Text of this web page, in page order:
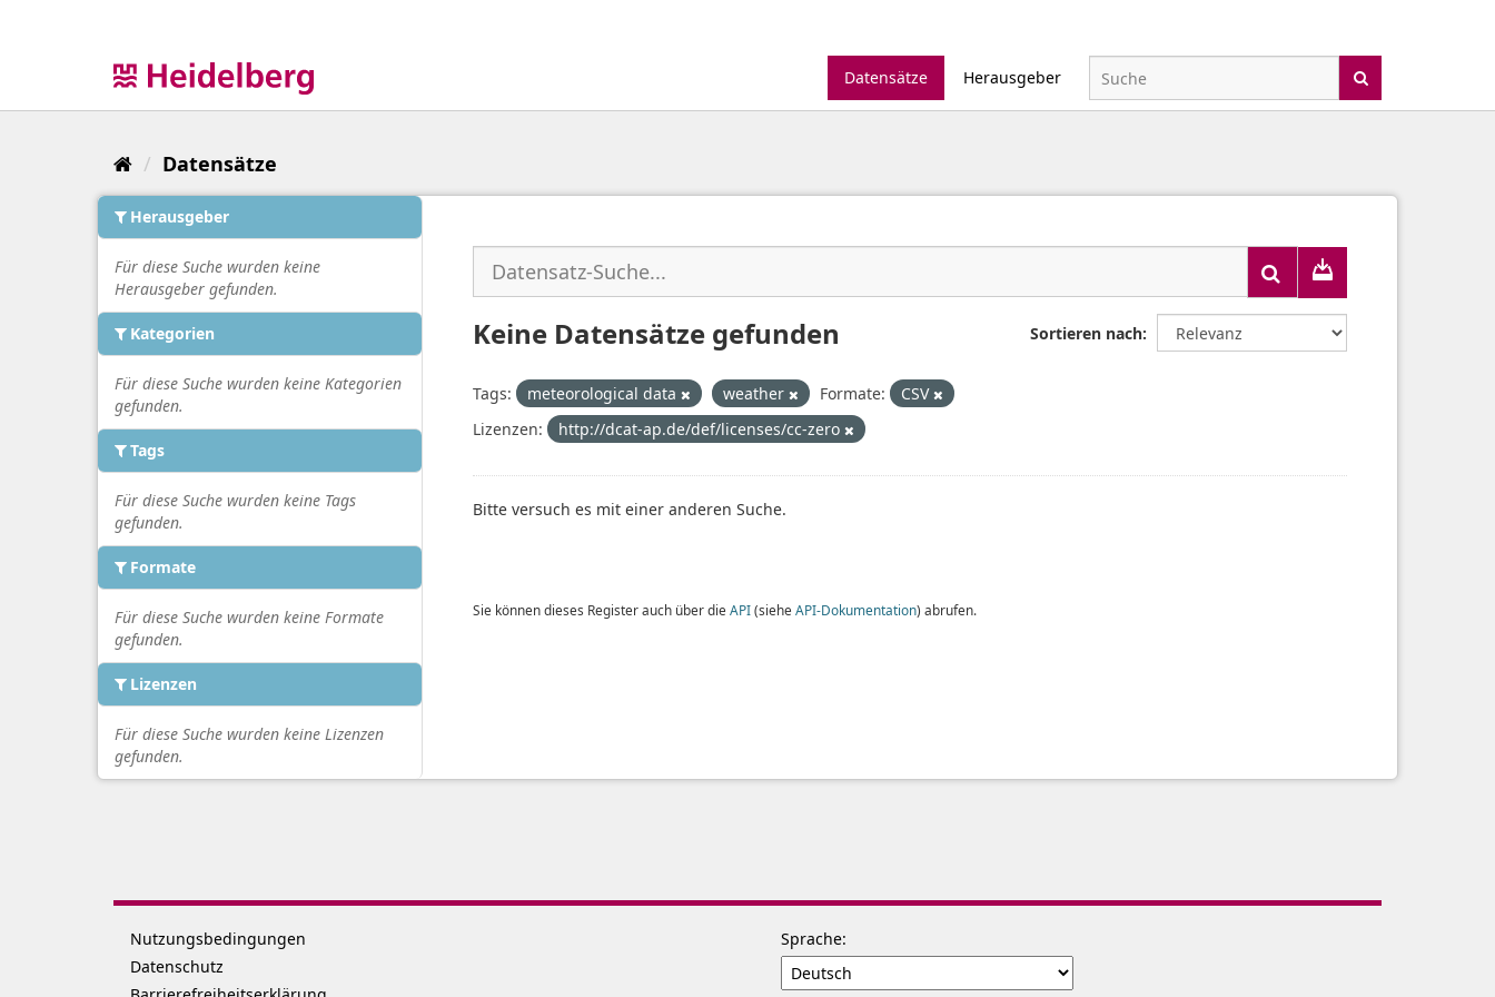
Datensätze
Herausgeber
Datensätze
Herausgeber
Für diese Suche wurden keine
Herausgeber gefunden.
Kategorien
Für diese Suche wurden keine Kategorien
gefunden.
Tags
Für diese Suche wurden keine Tags
gefunden.
Formate
Für diese Suche wurden keine Formate
gefunden.
Lizenzen
Für diese Suche wurden keine Lizenzen
gefunden.
Sortieren nach
Keine Datensätze gefunden
Tags: meteorological data weather Formate:
CSV
Lizenzen:
http://dcat-ap.de/def/licenses/cc-zero
Bitte versuch es mit einer anderen Suche.
Sie können dieses Register auch über die API(siehe API-Dokumentation) abrufen.
Nutzungsbedingungen
Datenschutz
Sprache